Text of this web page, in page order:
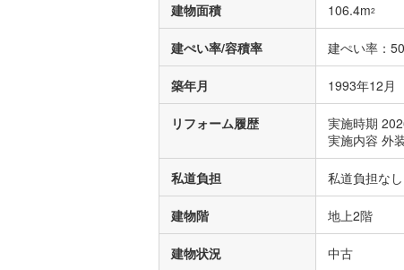
建物面積 106.4m2
建ぺい率/容積率 建ぺい率：
築年月 1993年12月
リフォーム履歴
実施時期
実施内容 外
私道負担 私道負担なし
建物階 地上2階
建物状況 中古